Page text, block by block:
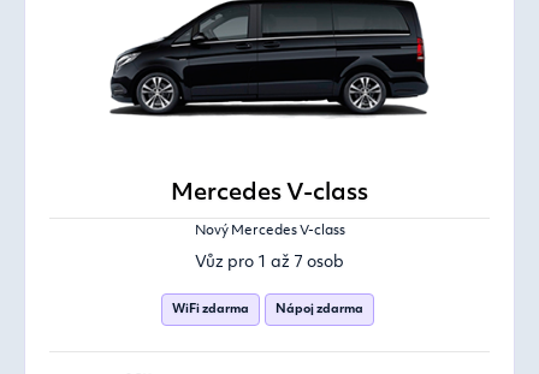
Mercedes V-class
Nový Mercedes V-class
Vůz pro 1 až 7 osob
WiFi zdarma Nápoj zdarma